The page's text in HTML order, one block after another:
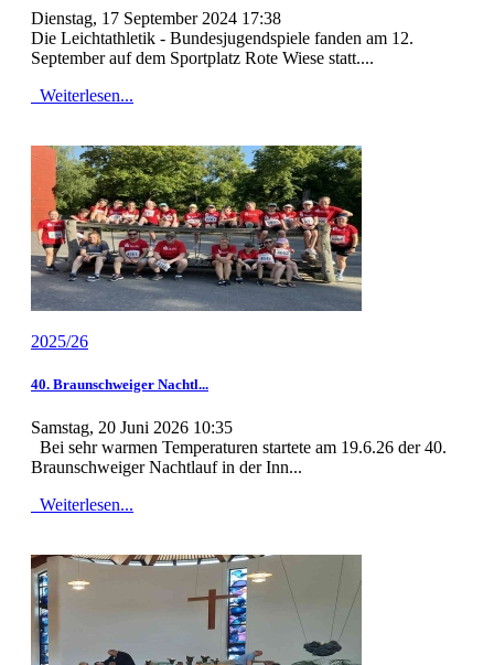
Dienstag, 17 September 2024 17:38
Die Leichtathletik - Bundesjugendspiele fanden am 12.
September auf dem Sportplatz Rote Wiese statt....
Weiterlesen...
2025/26
40. Braunschweiger Nachtl...
Samstag, 20 Juni 2026 10:35
Bei sehr warmen Temperaturen startete am 19.6.26 der 40.
Braunschweiger Nachtlauf in der Inn...
Weiterlesen...